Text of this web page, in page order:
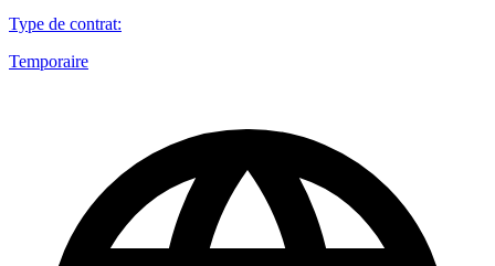
Type de contrat:
Temporaire